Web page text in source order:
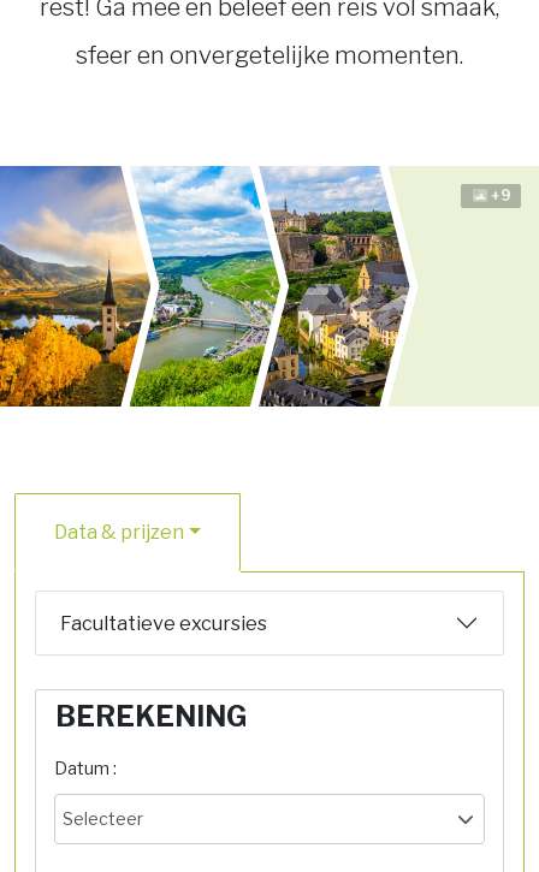
rest! Ga mee en beleef een reis vol smaak,
sfeer en onvergetelijke momenten.
+9
Data & prijzen
Facultatieve excursies
BEREKENING
Datum :
Selecteer